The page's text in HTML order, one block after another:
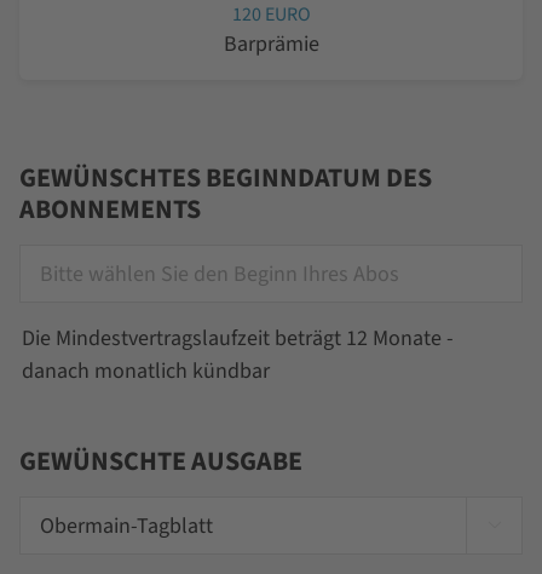
120 EURO
Barprämie
GEWÜNSCHTES BEGINNDATUM DES
ABONNEMENTS
Punkt
MM
JJJJ
Die Mindestvertragslaufzeit beträgt 12 Monate -
danach monatlich kündbar
GEWÜNSCHTE AUSGABE